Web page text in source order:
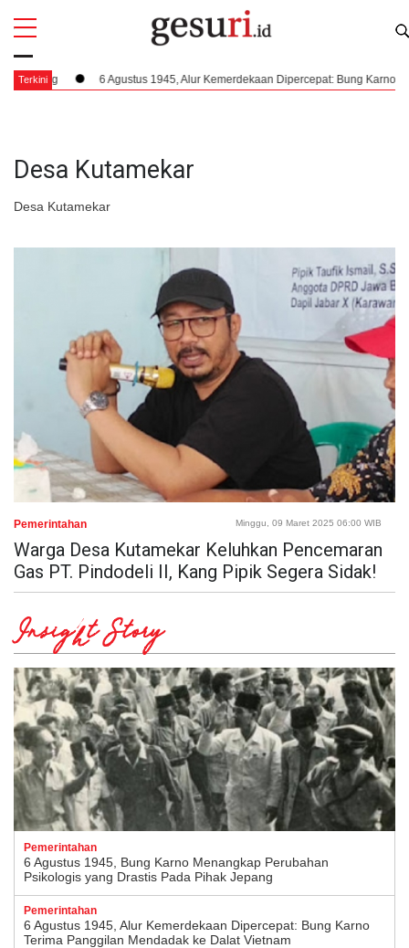
Terkini 6 Agustus 1945, Alur Kemerdekaan Dipercepat: Bung Karno Terima
Desa Kutamekar
Desa Kutamekar
All
Pemerintahan Minggu, 09 Maret 2025 06:00 WIB
Warga Desa Kutamekar Keluhkan Pencemaran
Gas PT. Pindodeli II, Kang Pipik Segera Sidak!
Insight Story
Pemerintahan
6 Agustus 1945, Bung Karno Menangkap Perubahan
Psikologis yang Drastis Pada Pihak Jepang
Pemerintahan
6 Agustus 1945, Alur Kemerdekaan Dipercepat: Bung Karno
Terima Panggilan Mendadak ke Dalat Vietnam